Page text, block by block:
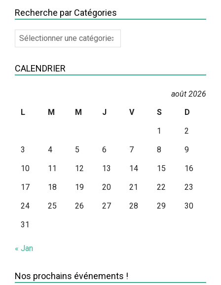
Recherche par Catégories
Recherche
par
CALENDRIER
août 2026
L
M M J V S
D
1
2
3
4 5 6 7 8
9
10
11 12 13 14 15
16
17
18 19 20 21 22
23
24
25 26 27 28 29
30
31
« Jan
Nos prochains événements !